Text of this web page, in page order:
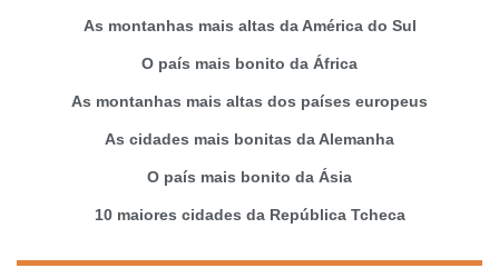
As montanhas mais altas da América do Sul
O país mais bonito da África
As montanhas mais altas dos países europeus
As cidades mais bonitas da Alemanha
O país mais bonito da Ásia
10 maiores cidades da República Tcheca